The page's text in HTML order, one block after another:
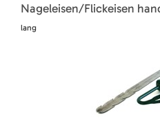
Nageleisen/Flickeisen
lang